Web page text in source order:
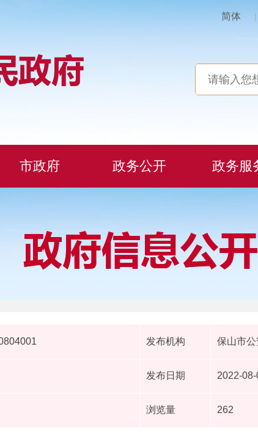
简体 |
市政府 政务公开 政务服
发布机构 保山市公
发布日期 2022-
浏览量 262